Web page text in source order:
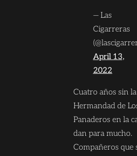
— Las
Cigarreras
April 13,
2022
Cuatro años sin la
Hermandad de
Panaderos en la
dan para mucho.
Compañeros que